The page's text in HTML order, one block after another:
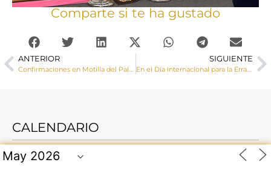
Comparte si te ha gustado
ANTERIOR
Confirmaciones en Motilla del Palancar
SIGUIENTE
En el Día Internacional para la Erradicación de la Pobreza, Cáritas diocesana de Cuenca llama al cumplimiento de los objetivos de desarrollo sostenible
CALENDARIO